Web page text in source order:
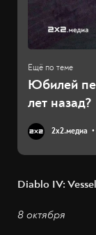
Юбилей
лет назад?
2х2.медиа
Diablo IV:
8 октября